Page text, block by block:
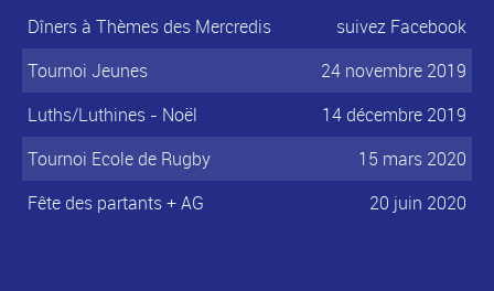
Dîners à Thèmes des Mercredis
suivez Facebook
Tournoi Jeunes
24 novembre 2019
Luths/Luthines - Noël
14 décembre 2019
Tournoi Ecole de Rugby
15 mars 2020
Fête des partants + AG
20 juin 2020